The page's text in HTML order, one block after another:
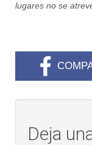
lugares no se
Deja